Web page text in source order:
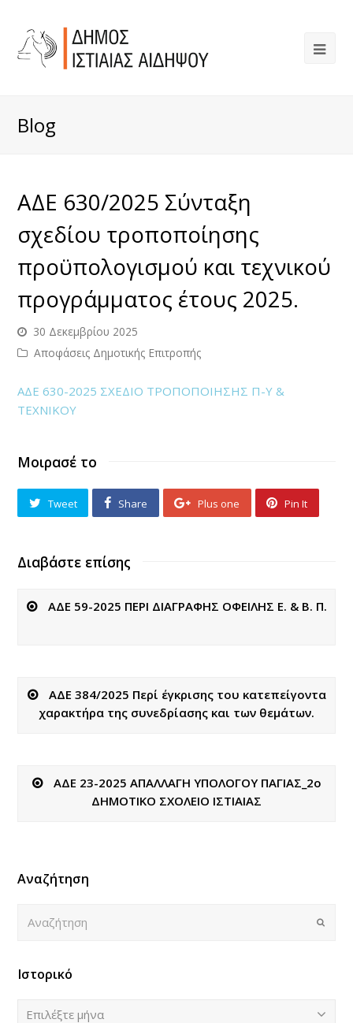
Blog
ΑΔΕ 630/2025 Σύνταξη
σχεδίου τροποποίησης
προϋπολογισμού και τεχνικού
προγράμματος έτους 2025.
30 Δεκεμβρίου 2025
Αποφάσεις Δημοτικής Επιτροπής
ΑΔΕ 630-2025 ΣΧΕΔΙΟ ΤΡΟΠΟΠΟΙΗΣΗΣ Π-Υ &
ΤΕΧΝΙΚΟΥ
Μοιρασέ το
Tweet Share Plus one Pin It
Διαβάστε επίσης
ΑΔΕ 59-2025 ΠΕΡΙ ΔΙΑΓΡΑΦΗΣ ΟΦΕΙΛΗΣ Ε. & Β. Π.
ΑΔΕ 384/2025 Περί έγκρισης του κατεπείγοντα
χαρακτήρα της συνεδρίασης και των θεμάτων.
ΑΔΕ 23-2025 ΑΠΑΛΛΑΓΗ ΥΠΟΛΟΓΟΥ ΠΑΓΙΑΣ_2ο
ΔΗΜΟΤΙΚΟ ΣΧΟΛΕΙΟ ΙΣΤΙΑΙΑΣ
Αναζήτηση
Submit
Ιστορικό
Ιστορικό
Επιλέξτε μήνα